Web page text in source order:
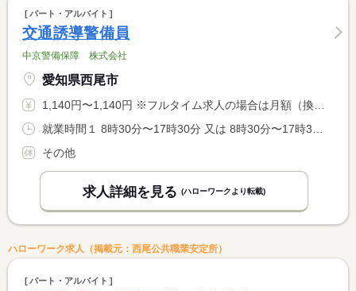
パート・アルバイト
交通誘導警備員
中京警備保障 株式会社
愛知県西尾市
1,140円〜1,140円 ※フルタイム求人の場合は月額（換算額）、パート求人の場合は時間額を表示しています。
その他
求人詳細を見る (ハローワークより転載)
ハローワーク求人（掲載元：西尾公共職業安定所）
パート・アルバイト